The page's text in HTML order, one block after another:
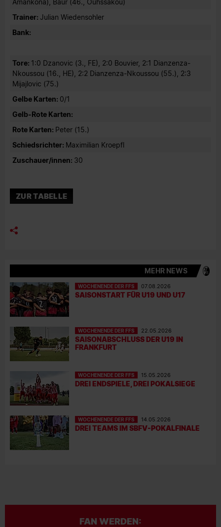
Trainer: Julian Wiedensohler
Bank:
Tore: 1:0 Dzanovic (3., FE), 2:0 Bouvier, 2:1 Dianzenza-
Nkoussou (16., HE), 2:2 Dianzenza-Nkoussou (55.), 2:3
Mijajlovic (75.)
Gelbe Karten: 0/1
Gelb-Rote Karten:
Rote Karten: Peter (15.)
Schiedsrichter: Maximilian Kroepfl
Zuschauer/innen: 30
ZUR TABELLE
MEHR NEWS
WOCHENENDE DER FFS 07.08.2026
SAISONSTART FÜR U19 UND U17
WOCHENENDE DER FFS 22.05.2026
SAISONABSCHLUSS DER U19 IN
FRANKFURT
WOCHENENDE DER FFS 15.05.2026
DREI ENDSPIELE, DREI POKALSIEGE
WOCHENENDE DER FFS 14.05.2026
DREI TEAMS IM SBFV-POKALFINALE
FAN WERDEN: